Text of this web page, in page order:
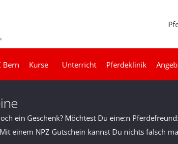
Bern Kurse Unterricht Pferdeklinik
ein Geschenk? Möchtest Du eine:n
einem NPZ Gutschein kannst Du nichts falsch